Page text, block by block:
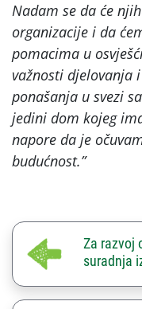
Nadam se da će
organizacije i da
pomacima u
važnosti djelovanja
ponašanja u svezi
jedini dom kojeg
napore da je
budućnost.”
Za razvoj
suradnja